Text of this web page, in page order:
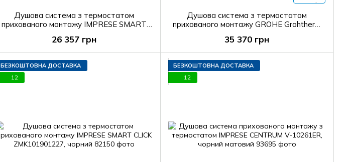
Душова система з термостатом
прихованого монтажу IMPRESE SMART
26 357 грн
Душова система з термостатом
прихованого монтажу GROHE Grohtherm
35 370 грн
БЕЗКОШТОВНА ДОСТАВКА
12
БЕЗКОШТОВНА ДОСТАВКА
12